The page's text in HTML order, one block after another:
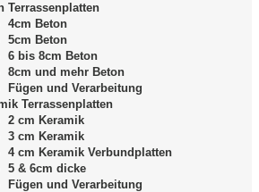
Terrassenplatten
4cm Beton
5cm Beton
6 bis 8cm Beton
8cm und mehr Beton
Fügen und Verarbeitung
Terrassenplatten
2 cm Keramik
3 cm Keramik
4 cm Keramik Verbundplatten
5 & 6cm dicke
Fügen und Verarbeitung